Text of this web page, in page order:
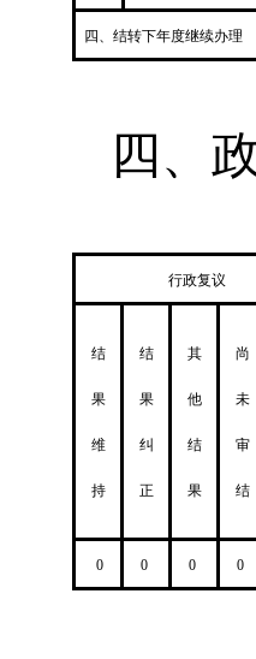
四、结转下年度继续办理
四、
行政复议
结
果
维
持
结
果
纠
正
其
他
结
果
尚
未
审
结
0 0 0 0